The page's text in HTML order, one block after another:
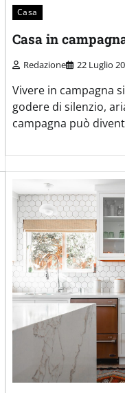
Casa
Casa in
Redazione 22 Luglio
Vivere in campagna
godere di silenzio,
campagna può